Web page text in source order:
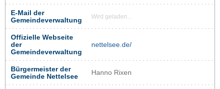
E-Mail der
Gemeindeverwaltung
Wird geladen...
Offizielle Webseite
der
Gemeindeverwaltung
nettelsee.de/
Bürgermeister der
Gemeinde Nettelsee
Hanno Rixen